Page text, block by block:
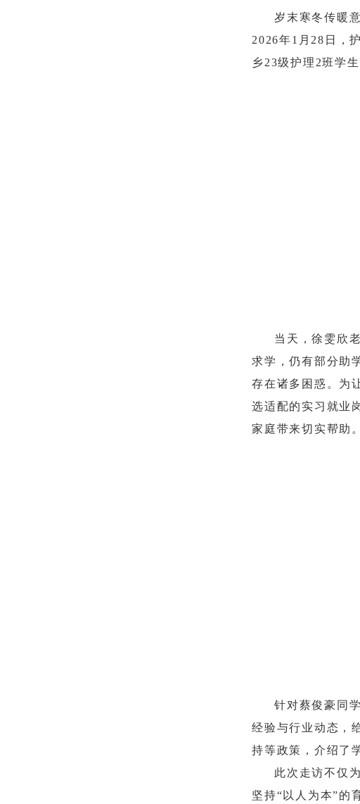
岁末寒冬传暖
2026年1月28日，
乡23级护理2班学
当天，徐雯欣
求学，仍有部分助
存在诸多困惑。为
选适配的实习就业
家庭带来切实帮助。
针对蔡俊豪同
经验与行业动态，
持等政策，介绍了
此次走访不仅
坚持“以人为本”的